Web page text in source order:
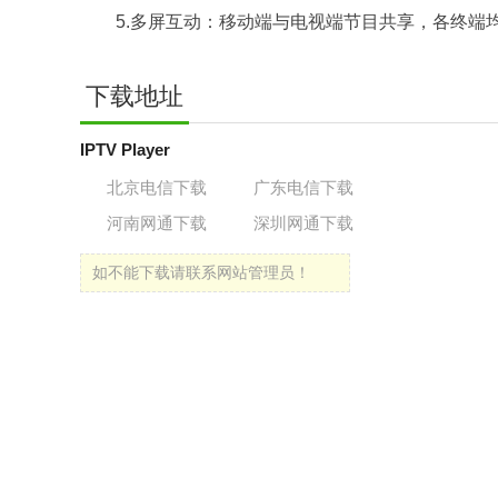
5.多屏互动：移动端与电视端节目共享，各终端
下载地址
IPTV Player
北京电信下载
广东电信下载
河南网通下载
深圳网通下载
如不能下载请联系网站管理员！